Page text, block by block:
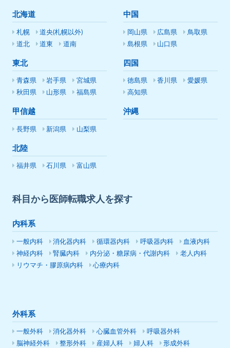
北海道
札幌
道央(札幌以外)
道北
道東 道南
東北
青森県 岩手県
宮城県
秋田県
山形県 福島県
甲信越
長野県 新潟県 山梨県
北陸
福井県 石川県 富山県
中国
岡山県 広島県
鳥取県
島根県
山口県
四国
徳島県 香川県
愛媛県
高知県
沖縄
科目から医師転職求人を探す
内科系
一般内科 消化器内科 循環器内科 呼吸器内科
血液内科
神経内科
腎臓内科 内分泌・糖尿病・代謝内科
老人内科
リウマチ・膠原病内科
心療内科
外科系
一般外科 消化器外科 心臓血管外科
呼吸器外科
脳神経外科
整形外科 産婦人科 婦人科
形成外科